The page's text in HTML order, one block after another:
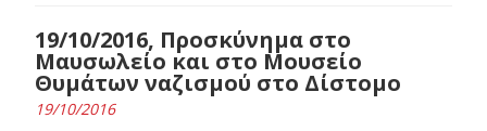
19/10/2016, Προσκύνημα στο
Μαυσωλείο και στο Μουσείο
Θυμάτων ναζισμού στο Δίστομο
19/10/2016